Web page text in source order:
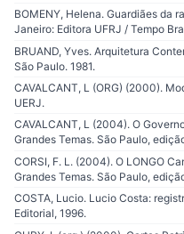
BOMENY, Helena. Guardiães da
Janeiro: Editora UFRJ / Tempo
BRUAND, Yves. Arquitetura
São Paulo. 1981.
CAVALCANT, L (ORG) (2000).
UERJ.
CAVALCANT, L (2004). O
Grandes Temas. São Paulo,
CORSI, F. L. (2004). O LONGO
Grandes Temas. São Paulo,
COSTA, Lucio. Lucio Costa:
Editorial, 1996.